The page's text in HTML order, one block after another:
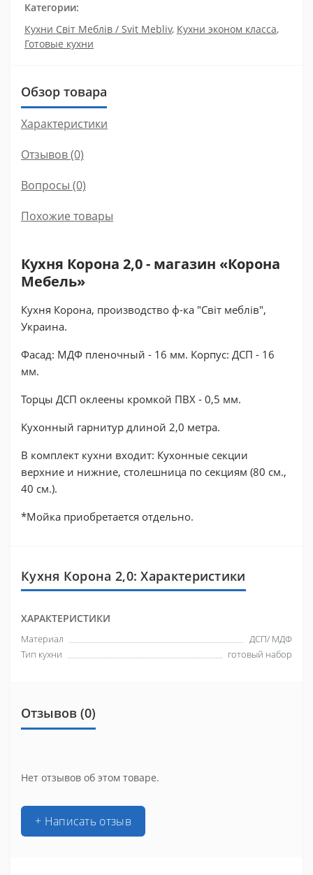
Категории:
Кухни Світ Меблів / Svit Mebliv, Кухни эконом класса,
Готовые кухни
Обзор товара
Характеристики
Отзывов (0)
Вопросы (0)
Похожие товары
Кухня Корона 2,0 - магазин «Корона
Мебель»
Кухня Корона, производство ф-ка "Світ меблів",
Украина.
Фасад: МДФ пленочный - 16 мм. Корпус: ДСП - 16
мм.
Торцы ДСП оклеены кромкой ПВХ - 0,5 мм.
Кухонный гарнитур длиной 2,0 метра.
В комплект кухни входит: Кухонные секции
верхние и нижние, столешница по секциям (80 см.,
40 см.).
*Мойка приобретается отдельно.
Кухня Корона 2,0: Характеристики
ХАРАКТЕРИСТИКИ
Материал
ДСП/ МДФ
Тип кухни
готовый набор
Отзывов (0)
Нет отзывов об этом товаре.
+ Написать отзыв